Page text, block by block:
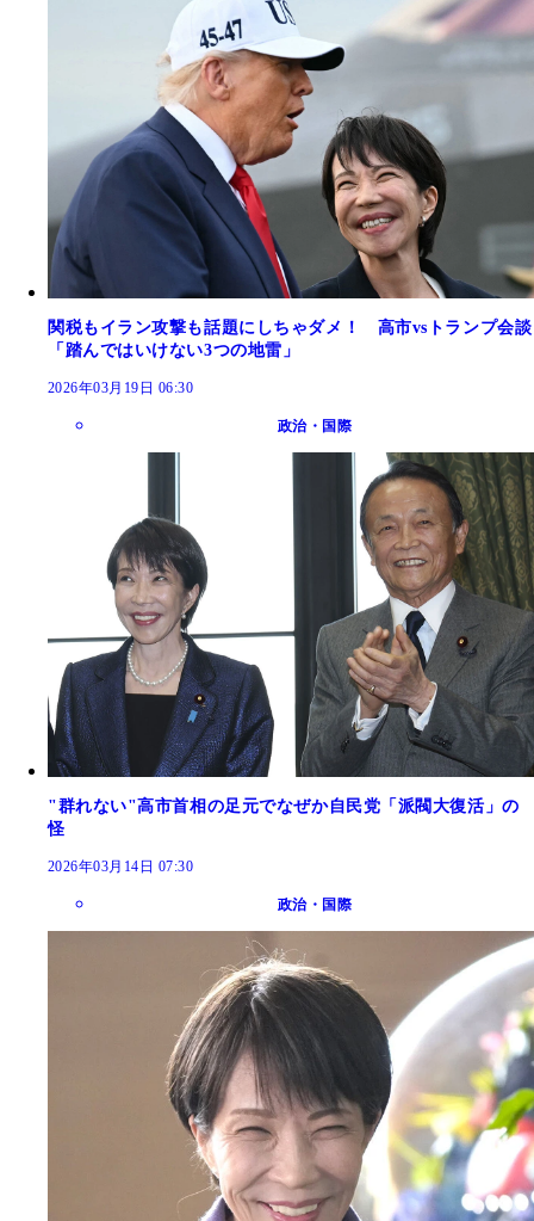
関税もイラン攻撃も話題にしちゃダメ！ 高市vsトランプ会談
「踏んではいけない3つの地雷」
2026年03月19日 06:30
政治・国際
"群れない"高市首相の足元でなぜか自民党「派閥大復活」の
怪
2026年03月14日 07:30
政治・国際